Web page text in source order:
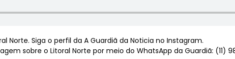
Norte. Siga o perfil da A Guardiã da Noticia no Instagram.
sobre o Litoral Norte por meio do WhatsApp da Guardiã: (11)